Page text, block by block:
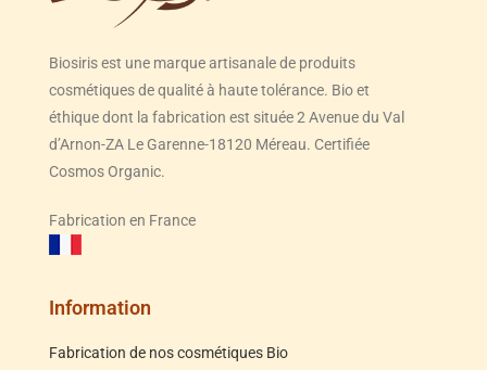
Biosiris est une marque artisanale de produits
cosmétiques de qualité à haute tolérance. Bio et
éthique dont la fabrication est située 2 Avenue du Val
d’Arnon-ZA Le Garenne-18120 Méreau. Certifiée
Cosmos Organic.
Fabrication en France
Information
Fabrication de nos cosmétiques Bio